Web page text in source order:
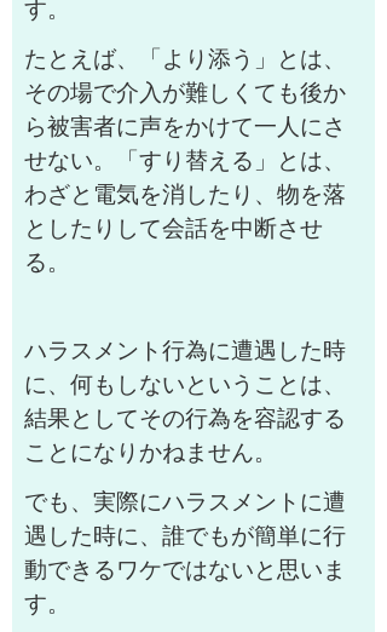
す。
たとえば、「より添う」とは、
その場で介入が難しくても後か
ら被害者に声をかけて一人にさ
せない。「すり替える」とは、
わざと電気を消したり、物を落
としたりして会話を中断させ
る。
ハラスメント行為に遭遇した時
に、何もしないということは、
結果としてその行為を容認する
ことになりかねません。
でも、実際にハラスメントに遭
遇した時に、誰でもが簡単に行
動できるワケではないと思いま
す。